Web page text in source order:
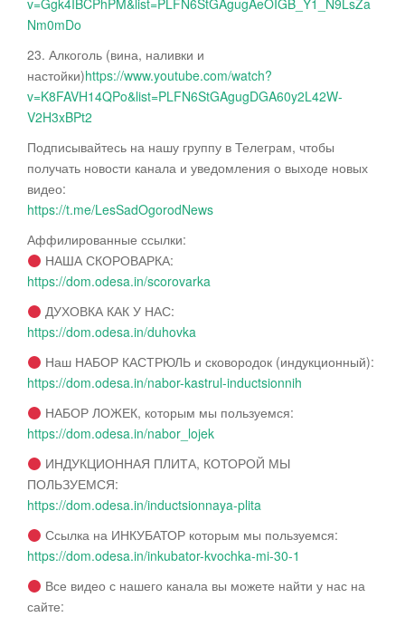
v=Ggk4IBCPhPM&list=PLFN6StGAgugAeOIGB_Y1_N9LsZa
Nm0mDo
23. Алкоголь (вина, наливки и
настойки)https://www.youtube.com/watch?
v=K8FAVH14QPo&list=PLFN6StGAgugDGA60y2L42W-
V2H3xBPt2
Подписывайтесь на нашу группу в Телеграм, чтобы
получать новости канала и уведомления о выходе новых
видео:
https://t.me/LesSadOgorodNews
Аффилированные ссылки:
НАША СКОРОВАРКА:
https://dom.odesa.in/scorovarka
ДУХОВКА КАК У НАС:
https://dom.odesa.in/duhovka
Наш НАБОР КАСТРЮЛЬ и сковородок (индукционный):
https://dom.odesa.in/nabor-kastrul-inductsionnih
НАБОР ЛОЖЕК, которым мы пользуемся:
https://dom.odesa.in/nabor_lojek
ИНДУКЦИОННАЯ ПЛИТА, КОТОРОЙ МЫ
ПОЛЬЗУЕМСЯ:
https://dom.odesa.in/inductsionnaya-plita
Ссылка на ИНКУБАТОР которым мы пользуемся:
https://dom.odesa.in/inkubator-kvochka-mi-30-1
Все видео с нашего канала вы можете найти у нас на
сайте: